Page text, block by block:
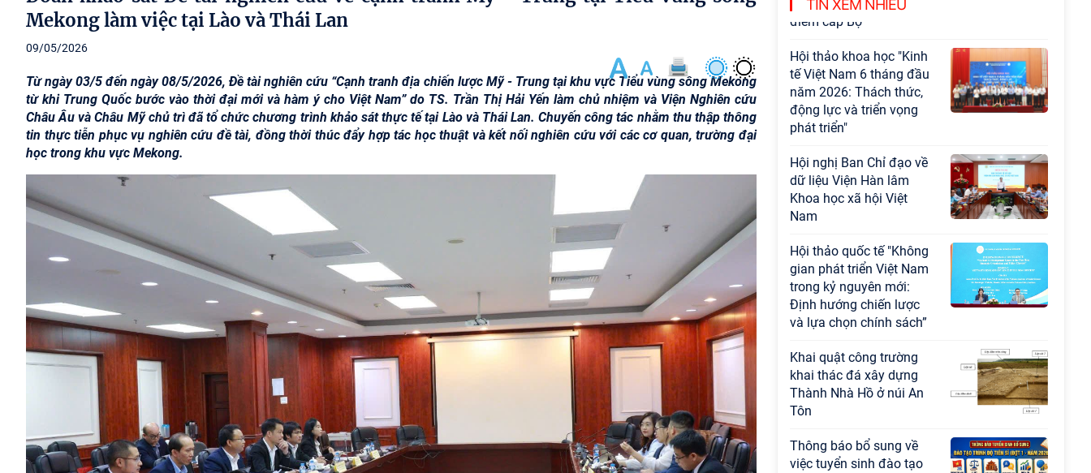
Mekong làm việc tại Lào và Thái Lan
09/05/2026
Từ ngày 03/5 đến ngày 08/5/2026, Đề tài nghiên cứu “Cạnh tranh địa chiến lược Mỹ - Trung tại khu vực Tiểu vùng sông Mekong
từ khi Trung Quốc bước vào thời đại mới và hàm ý cho Việt Nam” do TS. Trần Thị Hải Yến làm chủ nhiệm và Viện Nghiên cứu
Châu Âu và Châu Mỹ chủ trì đã tổ chức chương trình khảo sát thực tế tại Lào và Thái Lan. Chuyến công tác nhằm thu thập thông
tin thực tiễn phục vụ nghiên cứu đề tài, đồng thời thúc đẩy hợp tác học thuật và kết nối nghiên cứu với các cơ quan, trường đại
học trong khu vực Mekong.
TIN XEM NHIỀU
Chương trình khoa học và công nghệ trọng
điểm cấp Bộ
Hội thảo khoa học "Kinh
tế Việt Nam 6 tháng đầu
năm 2026: Thách thức,
động lực và triển vọng
phát triển"
Hội nghị Ban Chỉ đạo về
dữ liệu Viện Hàn lâm
Khoa học xã hội Việt
Nam
Hội thảo quốc tế "Không
gian phát triển Việt Nam
trong kỷ nguyên mới:
Định hướng chiến lược
và lựa chọn chính sách”
Khai quật công trường
khai thác đá xây dựng
Thành Nhà Hồ ở núi An
Tôn
Thông báo bổ sung về
việc tuyển sinh đào tạo